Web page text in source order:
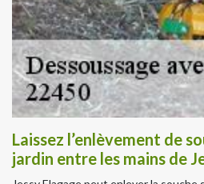
Laissez l’enlèvement de
jardin entre les mains de